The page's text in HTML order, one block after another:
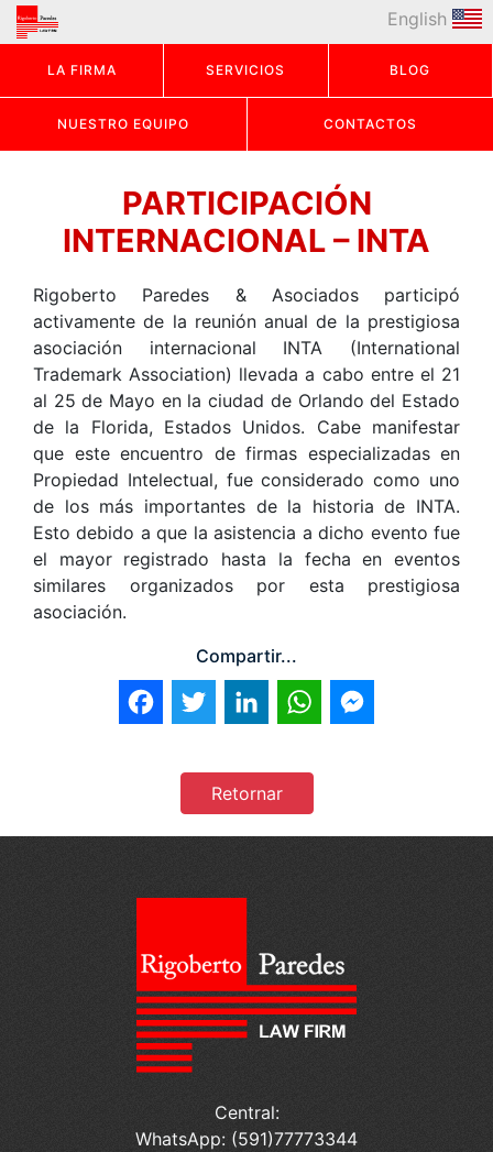
LA FIRMA SERVICIOS BLOG
NUESTRO EQUIPO CONTACTOS
English
PARTICIPACIÓN
INTERNACIONAL – INTA
Rigoberto Paredes & Asociados participó
activamente de la reunión anual de la prestigiosa
asociación internacional INTA (International
Trademark Association) llevada a cabo entre el 21
al 25 de Mayo en la ciudad de Orlando del Estado
de la Florida, Estados Unidos. Cabe manifestar
que este encuentro de firmas especializadas en
Propiedad Intelectual, fue considerado como uno
de los más importantes de la historia de INTA.
Esto debido a que la asistencia a dicho evento fue
el mayor registrado hasta la fecha en eventos
similares organizados por esta prestigiosa
asociación.
Compartir...
FacebookTwitter LinkedIn WhatsApp
Retornar
Central:
WhatsApp: (591)77773344